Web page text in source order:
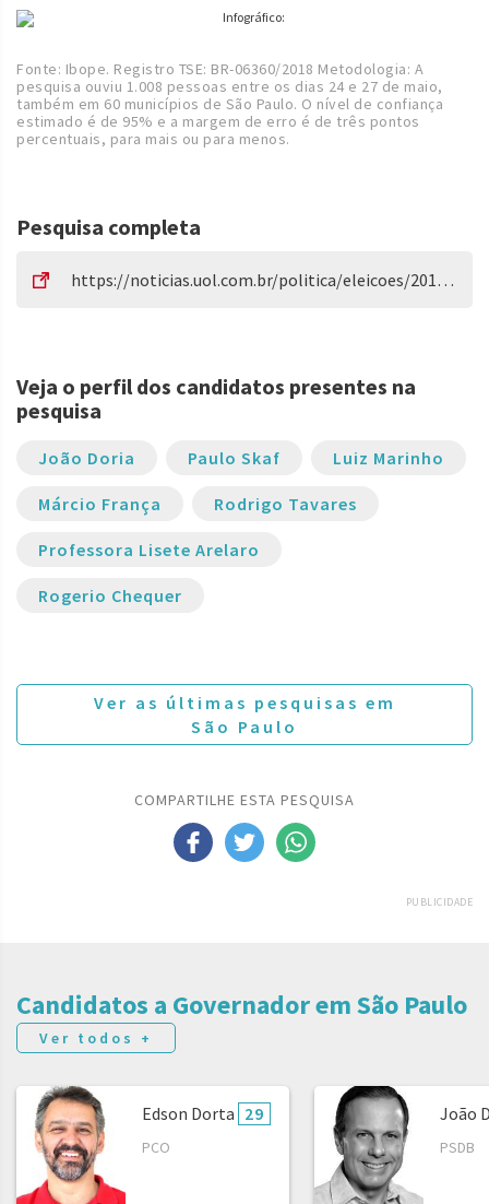
Fonte: Ibope. Registro TSE: BR-06360/2018 Metodologia: A
pesquisa ouviu 1.008 pessoas entre os dias 24 e 27 de maio,
também em 60 municípios de São Paulo. O nível de confiança
estimado é de 95% e a margem de erro é de três pontos
percentuais, para mais ou para menos.
Pesquisa completa
https://noticias.uol.com.br/politica/eleicoes/2018/noticias/2018/05/28/ibope-doria-tem-22-das-intencoes-ao-governo-de-sp.htm
Veja o perfil dos candidatos presentes na
pesquisa
João Doria Paulo Skaf Luiz Marinho
Márcio França Rodrigo Tavares
Professora Lisete Arelaro
Rogerio Chequer
Ver as últimas pesquisas em
São Paulo
COMPARTILHE ESTA PESQUISA
PUBLICIDADE
Candidatos a Governador em São Paulo
Ver todos +
Edson Dorta 29
PCO
João
PSDB